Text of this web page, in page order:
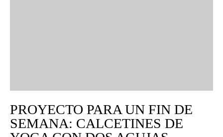
PROYECTO PARA UN FIN DE
SEMANA: CALCETINES DE